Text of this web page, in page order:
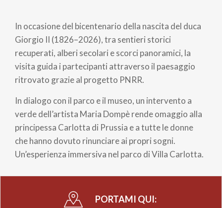
di
pane
In occasione del bicentenario della nascita del duca
Giorgio II (1826–2026), tra sentieri storici
recuperati, alberi secolari e scorci panoramici, la
visita guida i partecipanti attraverso il paesaggio
ritrovato grazie al progetto PNRR.
In dialogo con il parco e il museo, un intervento a
verde dell’artista Maria Dompè rende omaggio alla
principessa Carlotta di Prussia e a tutte le donne
che hanno dovuto rinunciare ai propri sogni.
Un’esperienza immersiva nel parco di Villa Carlotta.
PORTAMI QUI: